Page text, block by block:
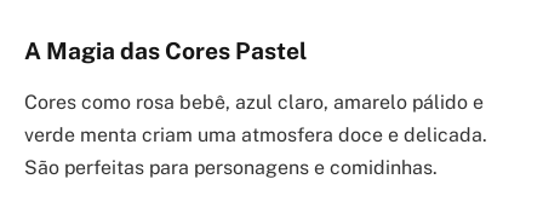
A Magia das Cores Pastel
Cores como rosa bebê, azul claro, amarelo pálido e
verde menta criam uma atmosfera doce e delicada.
São perfeitas para personagens e comidinhas.